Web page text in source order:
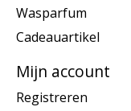
Wasparfum
Cadeauartikel
Mijn account
Registreren